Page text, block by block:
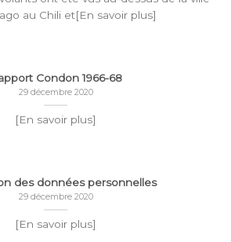
au Chili et[En savoir plus]
Condon 1966-68
29 décembre 2020
[En savoir plus]
des données personnelles
29 décembre 2020
[En savoir plus]